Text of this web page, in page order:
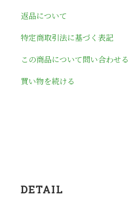
返品について
特定商取引法に基づく表記
この商品について問い合わせる
買い物を続ける
DETAIL